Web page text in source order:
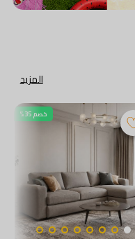
المزيد
خصم 35%